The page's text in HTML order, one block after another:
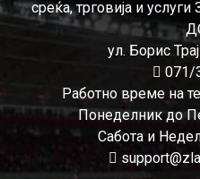
среќа, трговија и
ул. Борис
071/
Работно време на
Понеделник до
Сабота и